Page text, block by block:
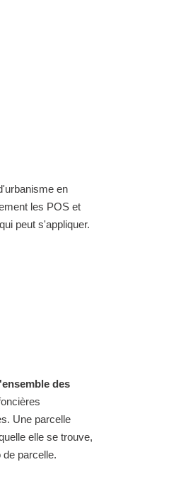
en
les POS et
peut s'appliquer.
des
Une parcelle
elle se trouve,
parcelle.